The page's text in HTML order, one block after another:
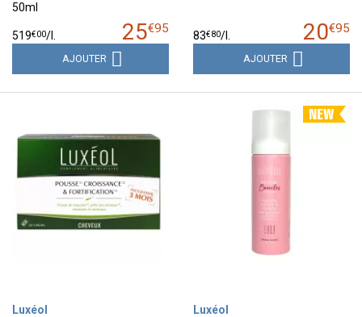
50ml
25€95
519€00/
AJOUTER
20€95
83€80/
AJOUTER
Luxéol
Luxéol